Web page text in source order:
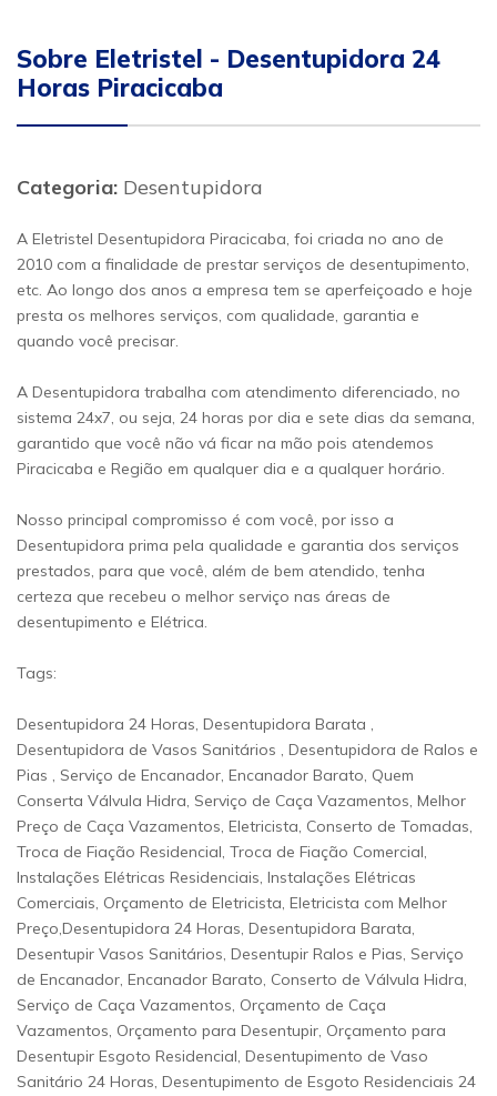
Sobre Eletristel - Desentupidora 24
Horas Piracicaba
Categoria: Desentupidora
A Eletristel Desentupidora Piracicaba, foi criada no ano de
2010 com a finalidade de prestar serviços de desentupimento,
etc. Ao longo dos anos a empresa tem se aperfeiçoado e hoje
presta os melhores serviços, com qualidade, garantia e
quando você precisar.
A Desentupidora trabalha com atendimento diferenciado, no
sistema 24x7, ou seja, 24 horas por dia e sete dias da semana,
garantido que você não vá ficar na mão pois atendemos
Piracicaba e Região em qualquer dia e a qualquer horário.
Nosso principal compromisso é com você, por isso a
Desentupidora prima pela qualidade e garantia dos serviços
prestados, para que você, além de bem atendido, tenha
certeza que recebeu o melhor serviço nas áreas de
desentupimento e Elétrica.
Tags:
Desentupidora 24 Horas, Desentupidora Barata ,
Desentupidora de Vasos Sanitários , Desentupidora de Ralos e
Pias , Serviço de Encanador, Encanador Barato, Quem
Conserta Válvula Hidra, Serviço de Caça Vazamentos, Melhor
Preço de Caça Vazamentos, Eletricista, Conserto de Tomadas,
Troca de Fiação Residencial, Troca de Fiação Comercial,
Instalações Elétricas Residenciais, Instalações Elétricas
Comerciais, Orçamento de Eletricista, Eletricista com Melhor
Preço,Desentupidora 24 Horas, Desentupidora Barata,
Desentupir Vasos Sanitários, Desentupir Ralos e Pias, Serviço
de Encanador, Encanador Barato, Conserto de Válvula Hidra,
Serviço de Caça Vazamentos, Orçamento de Caça
Vazamentos, Orçamento para Desentupir, Orçamento para
Desentupir Esgoto Residencial, Desentupimento de Vaso
Sanitário 24 Horas, Desentupimento de Esgoto Residenciais 24